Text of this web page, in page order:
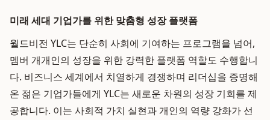
미래 세대 기업가를 위한 맞춤형 성장 플랫폼
월드비전 YLC는 단순히 사회에 기여하는 프로그램을 넘어,
멤버 개개인의 성장을 위한 강력한 플랫폼 역할도 수행합니
다. 비즈니스 세계에서 치열하게 경쟁하며 리더십을 증명해
온 젊은 기업가들에게 YLC는 새로운 차원의 성장 기회를 제
공합니다. 이는 사회적 가치 실현과 개인의 역량 강화가 선